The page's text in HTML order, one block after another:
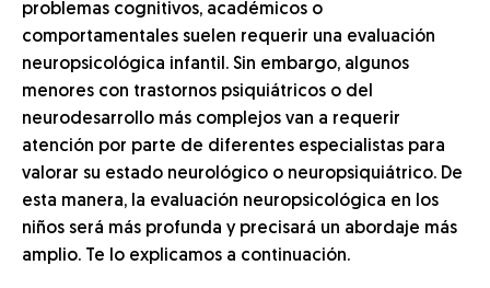
problemas cognitivos, académicos o
comportamentales suelen requerir una evaluación
neuropsicológica infantil. Sin embargo, algunos
menores con trastornos psiquiátricos o del
neurodesarrollo más complejos van a requerir
atención por parte de diferentes especialistas para
valorar su estado neurológico o neuropsiquiátrico. De
esta manera, la evaluación neuropsicológica en los
niños será más profunda y precisará un abordaje más
amplio. Te lo explicamos a continuación.